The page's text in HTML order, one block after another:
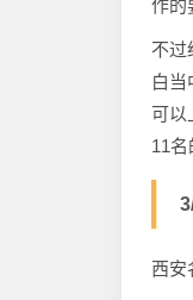
作的
不过
白
可以
11
西安